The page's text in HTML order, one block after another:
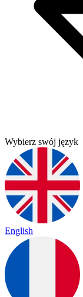
Wybierz swój język
English